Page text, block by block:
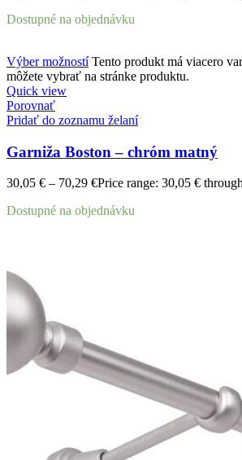
Dostupné na objednávku
Výber možností Tento produkt má viacero
môžete vybrať na stránke produktu.
Quick view
Porovnať
Pridať do zoznamu želaní
Garniža Boston – chróm matný
30,05 € – 70,29 €Price range: 30,05 €
Dostupné na objednávku